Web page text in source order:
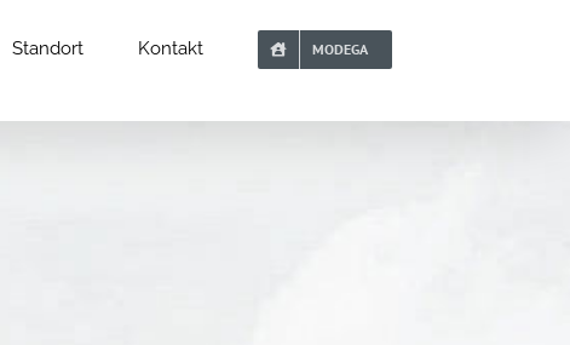
Standort Kontakt MODEGA